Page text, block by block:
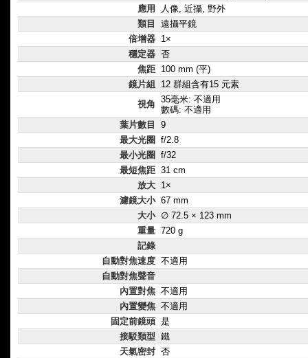
應用
人像, 近攝, 野外
類目
遠攝平鏡
倍增器 1×
穩定器 否
焦距 100 mm (平)
鏡片組
12 群組含有15 元素
視角 35毫米: 不適用
數碼: 不適用
葉片數目
9
最大光圈
f/2.8
最小光圈
f/32
最短焦距 31 cm
放大 1×
濾鏡大小 67 mm
大小 ∅ 72.5 × 123 mm
重量 720 g
記錄
自動對焦速度 不適用
自動對焦聲音
內置對焦 不適用
內置變焦 不適用
固定前鏡頭 是
接駁類型 鐵
天氣密封 否